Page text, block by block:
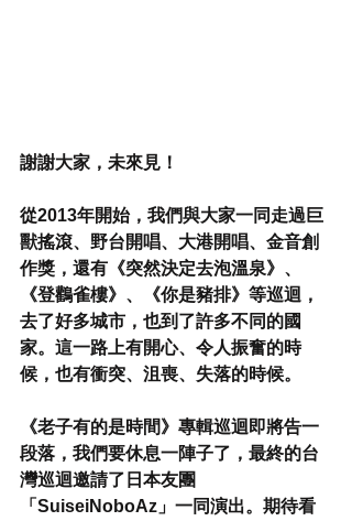
謝謝大家，未來見！
從2013年開始，我們與大家一同走過巨
獸搖滾、野台開唱、大港開唱、金音創
作獎，還有《突然決定去泡溫泉》、
《登鸛雀樓》、《你是豬排》等巡迴，
去了好多城市，也到了許多不同的國
家。這一路上有開心、令人振奮的時
候，也有衝突、沮喪、失落的時候。
《老子有的是時間》專輯巡迴即將告一
段落，我們要休息一陣子了，最終的台
灣巡迴邀請了日本友團
「SuiseiNoboAz」一同演出。期待看